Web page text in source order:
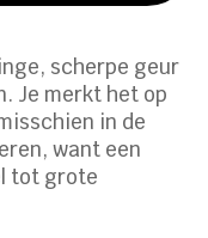
scherpe geur
Je merkt het op
in de
want een
tot grote